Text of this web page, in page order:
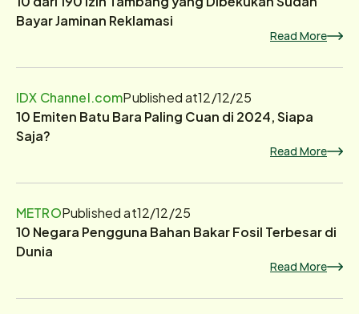
Bayar Jaminan Reklamasi
Read More
IDX Channel.comPublished at12/12/25
10 Emiten Batu Bara Paling Cuan di 2024, Siapa
Saja?
Read More
METROPublished at12/12/25
10 Negara Pengguna Bahan Bakar Fosil Terbesar di
Dunia
Read More